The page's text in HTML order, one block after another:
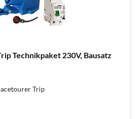
Technikpaket 230V, Bausatz
Trip